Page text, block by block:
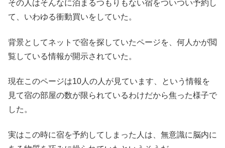
その人はそんなに泊まるつもりもない宿をついつい予約し
て、いわゆる衝動買いをしていた。
背景としてネットで宿を探していたページを、何人かが閲
覧している情報が開示されていた。
現在このページは10人の人が見ています、という情報を
見て宿の部屋の数が限られているわけだから焦った様子で
した。
実はこの時に宿を予約してしまった人は、無意識に脳内に